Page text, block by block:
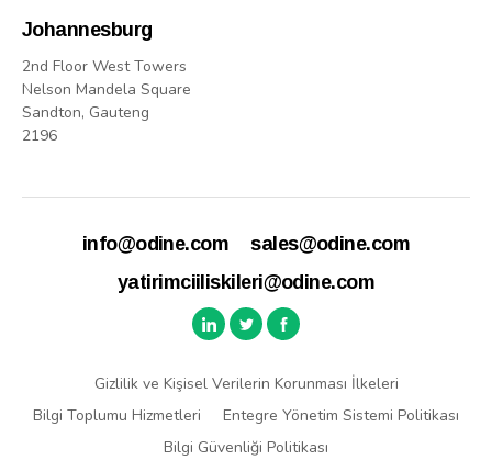
Johannesburg
2nd Floor West Towers
Nelson Mandela Square
Sandton, Gauteng
2196
info@odine.com
sales@odine.com
yatirimciiliskileri@odine.com
Gizlilik ve Kişisel Verilerin Korunması İlkeleri
Bilgi Toplumu Hizmetleri
Entegre Yönetim Sistemi Politikası
Bilgi Güvenliği Politikası